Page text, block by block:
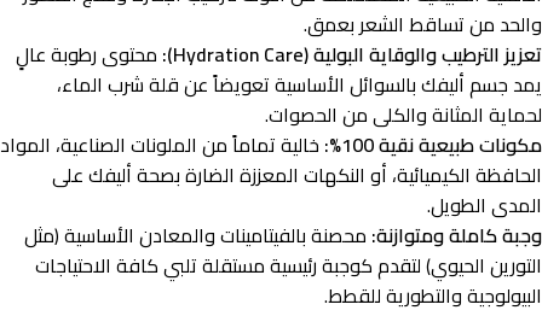
والحد من تساقط الشعر بعمق.
تعزيز الترطيب والوقاية البولية (Hydration Care):
محتوى رطوبة عالٍ
يمد جسم أليفك بالسوائل الأساسية تعويضاً عن قلة شرب الماء،
لحماية المثانة والكلى من الحصوات.
مكونات طبيعية نقية 100%:
خالية تماماً من الملونات الصناعية، المواد
الحافظة الكيميائية، أو النكهات المعززة الضارة بصحة أليفك على
المدى الطويل.
وجبة كاملة ومتوازنة: محصنة بالفيتامينات والمعادن الأساسية (مثل
التورين الحيوي) لتقدم كوجبة رئيسية مستقلة تلبي كافة الاحتياجات
البيولوجية والتطورية للقطط.